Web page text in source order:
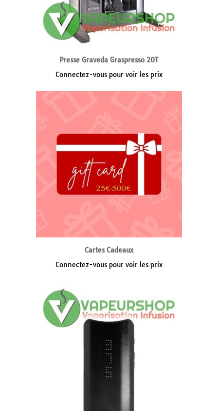
Presse Graveda Graspresso 20T
Connectez-vous pour voir les prix
Cartes Cadeaux
Connectez-vous pour voir les prix